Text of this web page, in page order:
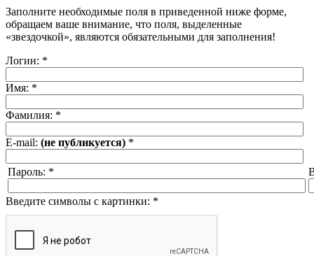
Заполните необходимые поля в приведенной ниже форме,
обращаем ваше внимание, что поля, выделенные
«звездочкой», являются обязательными для заполнения!
Логин: *
Имя: *
Фамилия: *
E-mail: (не публикуется) *
Пароль: *
Введите символы с картинки: *